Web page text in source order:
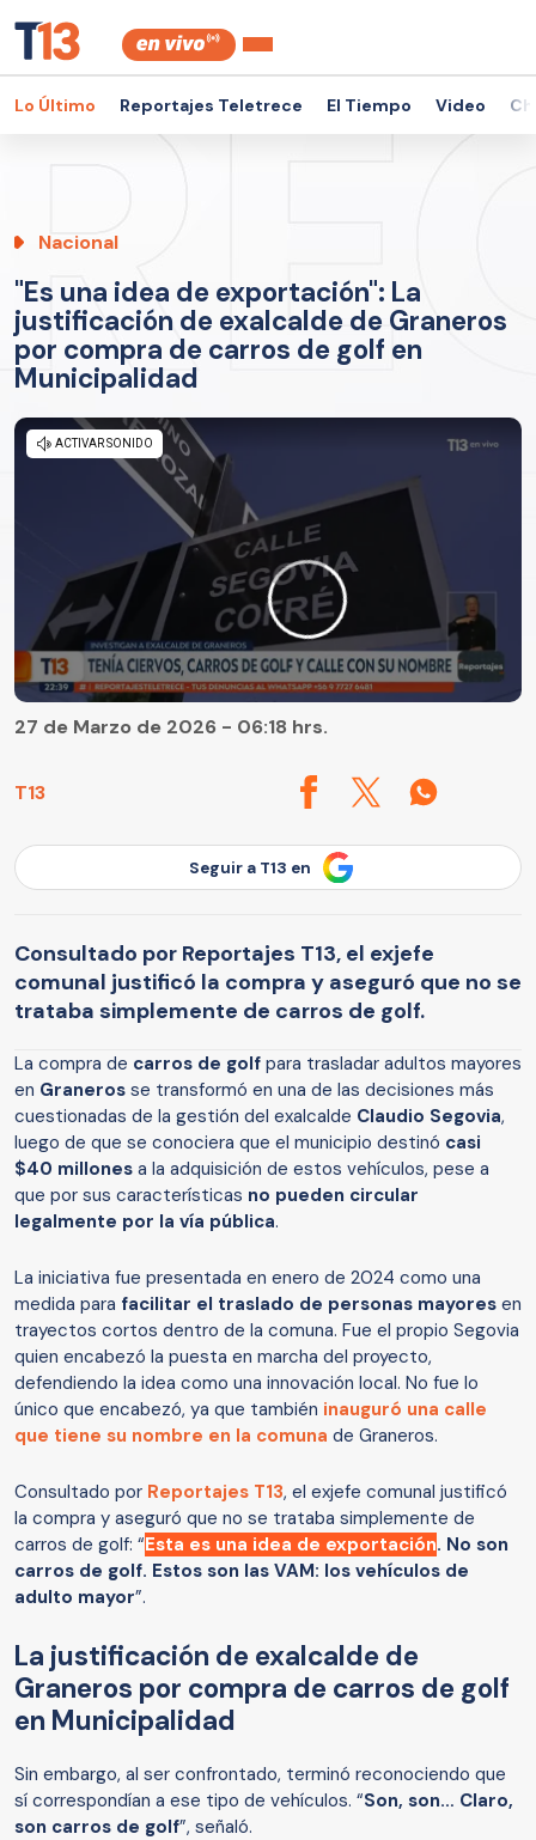
Lo Último Reportajes Teletrece El Tiempo Video
Nacional
"Es una idea de exportación": La
justificación de exalcalde de Graneros
por compra de carros de golf en
Municipalidad
T13
27 de Marzo de 2026 - 06:18 hrs.
Seguir a T13 en
Consultado por Reportajes T13, el exjefe
comunal justificó la compra y aseguró que no se
trataba simplemente de carros de golf.
La compra de carros de golf para trasladar adultos mayores
en Graneros se transformó en una de las decisiones más
cuestionadas de la gestión del exalcalde Claudio Segovia,
luego de que se conociera que el municipio destinó casi
$40 millones a la adquisición de estos vehículos, pese a
que por sus características no pueden circular
legalmente por la vía pública.
La iniciativa fue presentada en enero de 2024 como una
medida para facilitar el traslado de personas mayores en
trayectos cortos dentro de la comuna. Fue el propio Segovia
quien encabezó la puesta en marcha del proyecto,
defendiendo la idea como una innovación local. No fue lo
único que encabezó, ya que también inauguró una calle
que tiene su nombre en la comuna de Graneros.
Consultado por Reportajes T13, el exjefe comunal justificó
la compra y aseguró que no se trataba simplemente de
carros de golf: “Esta es una idea de exportación. No son
carros de golf. Estos son las VAM: los vehículos de
adulto mayor”.
La justificación de exalcalde de
Graneros por compra de carros de golf
en Municipalidad
Sin embargo, al ser confrontado, terminó reconociendo que
sí correspondían a ese tipo de vehículos. “Son, son… Claro,
son carros de golf”, señaló.